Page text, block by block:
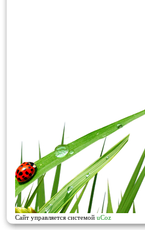
Сайт управляется системой uCoz